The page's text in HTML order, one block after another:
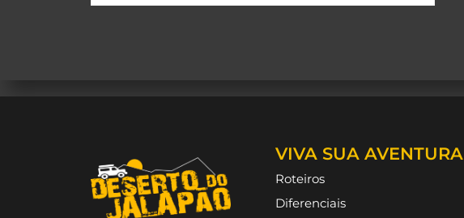
VIVA SUA AVENTURA
Roteiros
Diferenciais